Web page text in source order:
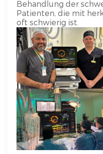
Behandlung der
Patienten, die mit
oft schwierig ist.